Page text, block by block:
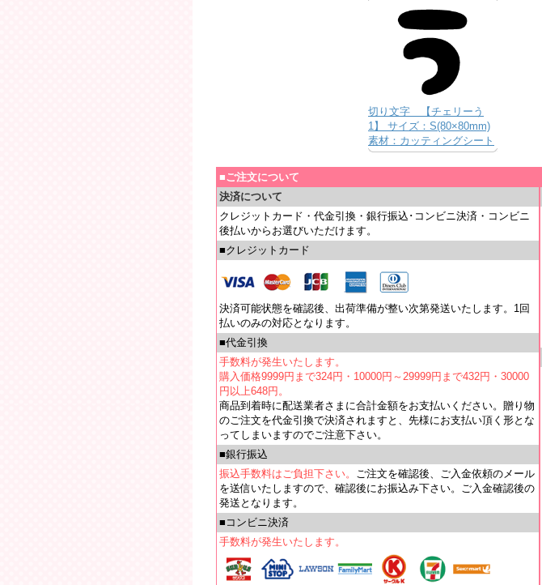
切り文字 【チェリーう
1】 サイズ：S(80×80mm)
素材：カッティングシート
■ご注文について
決済について
クレジットカード・代金引換・銀行振込･コンビニ決済・コンビニ
後払いからお選びいただけます。
■クレジットカード
決済可能状態を確認後、出荷準備が整い次第発送いたします。1回
払いのみの対応となります。
■代金引換
手数料が発生いたします。
購入価格9999円まで324円・10000円～29999円まで432円・30000
円以上648円。
商品到着時に配送業者さまに合計金額をお支払いください。贈り物
のご注文を代金引換で決済されますと、先様にお支払い頂く形とな
ってしまいますのでご注意下さい。
■銀行振込
振込手数料はご負担下さい。 ご注文を確認後、ご入金依頼のメール
を送信いたしますので、確認後にお振込み下さい。ご入金確認後の
発送となります。
■コンビニ決済
手数料が発生いたします。